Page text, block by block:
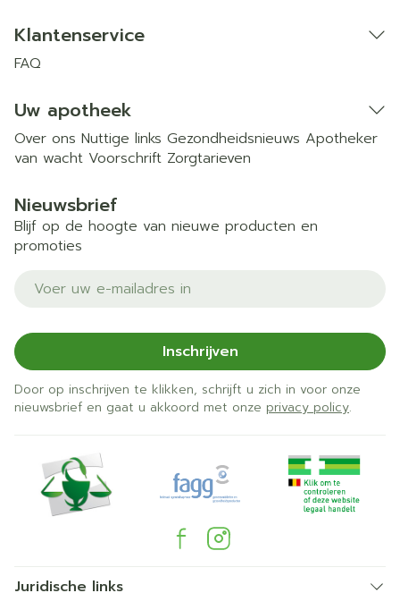
Klantenservice
FAQ
Uw apotheek
Over ons Nuttige links Gezondheidsnieuws Apotheker
van wacht Voorschrift Zorgtarieven
Nieuwsbrief
Blijf op de hoogte van nieuwe producten en
promoties
E-mail adres
Inschrijven
Door op inschrijven te klikken, schrijft u zich in voor onze
nieuwsbrief en gaat u akkoord met onze privacy policy.
Juridische links